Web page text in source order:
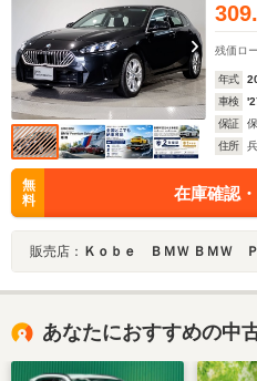
309.
残価ロ
年式
車検
保証
住所
無
料
在庫確認
販売店： Ｋｏｂｅ ＢＭＷ ＢＭＷ Ｐｒｅ
あなたにおすすめの中